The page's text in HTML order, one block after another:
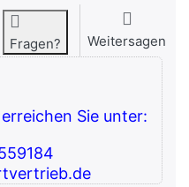
Fragen? Weitersagen
Sie unter: